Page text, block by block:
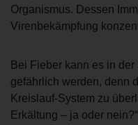
Organismus. Dessen
Virenbekämpfung
Bei Fieber kann es in
gefährlich werden, denn
Kreislauf-System zu
Erkältung – ja oder